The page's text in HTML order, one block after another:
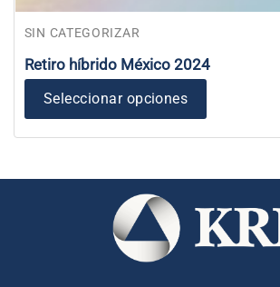
SIN CATEGORIZAR
Retiro híbrido México 2024
Seleccionar opciones
Este
tiene
múltiples
variantes.
Las
opciones
pueden